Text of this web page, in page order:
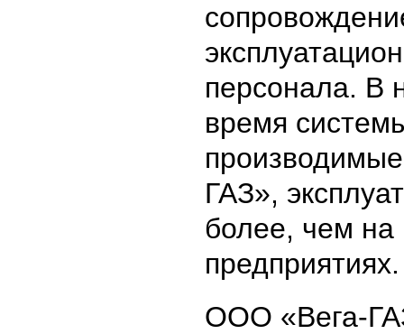
персонала. В
время
ГАЗ»,
более, чем на
предприятиях.
ООО «Вега-